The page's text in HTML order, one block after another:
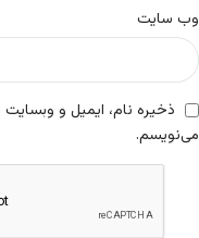
وب‌ سایت
ذخیره نام، ایمیل و وبسایت
می‌نویسم.